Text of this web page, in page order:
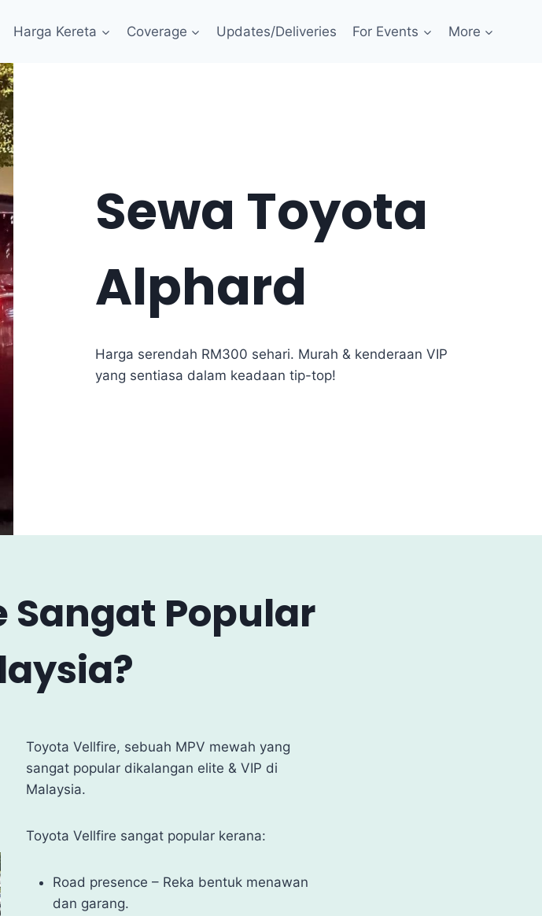
Harga Kereta Coverage Updates/Deliveries For Events More
Sewa Toyota
Alphard
Harga serendah RM300 sehari. Murah & kenderaan VIP
yang sentiasa dalam keadaan tip-top!
Sangat Popular
Toyota Vellfire, sebuah MPV mewah yang
sangat popular dikalangan elite & VIP di
Malaysia.
Toyota Vellfire sangat popular kerana:
Road presence – Reka bentuk menawan
dan garang.